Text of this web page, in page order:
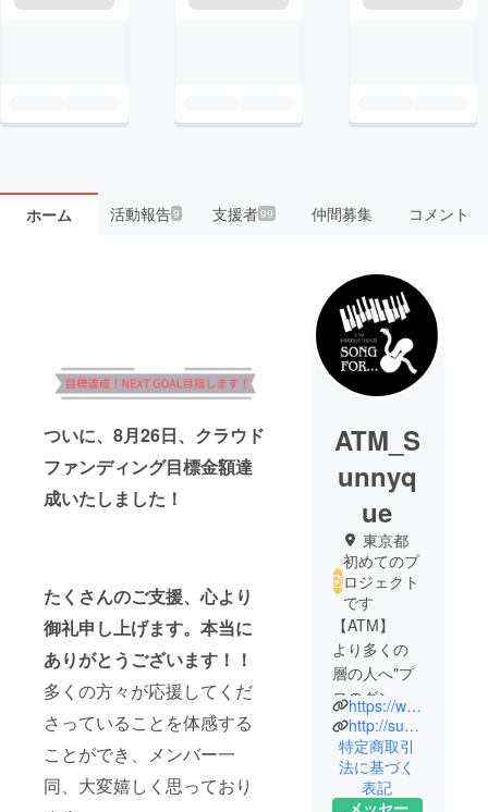
ホーム 活動報告9 支援者99 仲間募集 コメント
ついに、8月26日、クラウド
ファンディング目標金額達
成いたしました！
たくさんのご支援、心より
御礼申し上げます。本当に
ありがとうございます！！
多くの方々が応援してくだ
さっていることを体感する
ことができ、メンバー一
同、大変嬉しく思っており
ATM_S
unnyq
ue
東京都
初めてのプ
ロジェクト
です
【ATM】
より多くの
層の人へ"プ
ロのダン
ス"を届けた
い! という想
いから2020
年発足しま
https://www.instagram.com/atm_atm2021/
http://sunnypiece.sunnyday.jp/
特定商取引
法に基づく
表記